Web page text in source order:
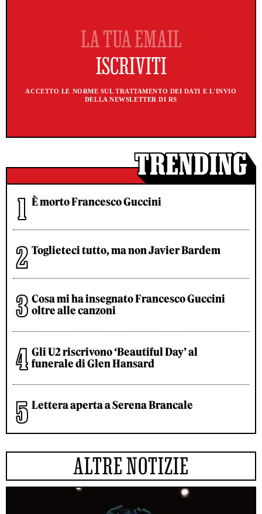
ACCETTO LE NORME SUL TRATTAMENTO DEI DATI E L'INVIO
DELLA NEWSLETTER DI RS
È morto Francesco Guccini
Toglieteci tutto, ma non Javier Bardem
Cosa mi ha insegnato Francesco Guccini
oltre alle canzoni
Gli U2 riscrivono ‘Beautiful Day’ al
funerale di Glen Hansard
Lettera aperta a Serena Brancale
ALTRE NOTIZIE